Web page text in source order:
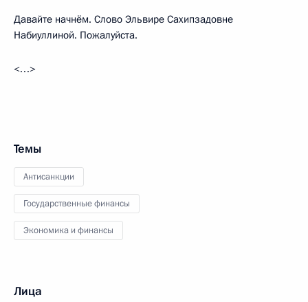
Давайте начнём. Слово Эльвире Сахипзадовне
Набиуллиной. Пожалуйста.
<…>
Темы
Антисанкции
Государственные финансы
Экономика и финансы
Лица